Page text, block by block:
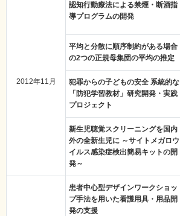
2012年11月
認知行動療法による禁煙・断酒指
導プログラムの開発
平均と分散に順序制約がある場合
の2つの正規母集団の平均の推定
犯罪からの子どもの安全 系統的な
「防犯学習教材」研究開発・実践
プロジェクト
新生児聴覚スクリーニングを国内
外の全新生児に ～サイトメガロウ
イルス感染症検出簡易キットの開
発～
患者中心型デザインワークショッ
プ手法を用いた看護用具・用品開
発の支援